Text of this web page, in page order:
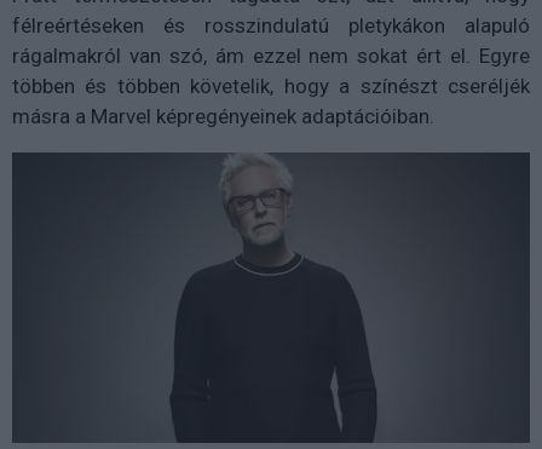
félreértéseken és rosszindulatú pletykákon alapuló
rágalmakról van szó, ám ezzel nem sokat ért el. Egyre
többen és többen követelik, hogy a színészt cseréljék
másra a Marvel képregényeinek adaptációiban.